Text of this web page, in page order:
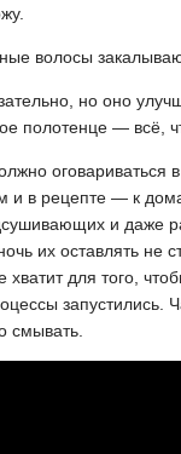
волосы
но оно
полотенце — всё,
оговариваться
и в рецепте — к
и даже
их оставлять не
хватит для того,
запустились.
смывать.